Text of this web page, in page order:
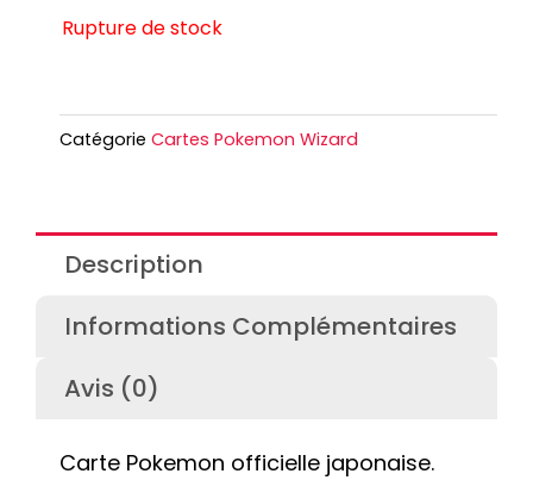
Rupture de stock
Catégorie Cartes Pokemon Wizard
Description
Informations Complémentaires
Avis (0)
Carte Pokemon officielle japonaise.